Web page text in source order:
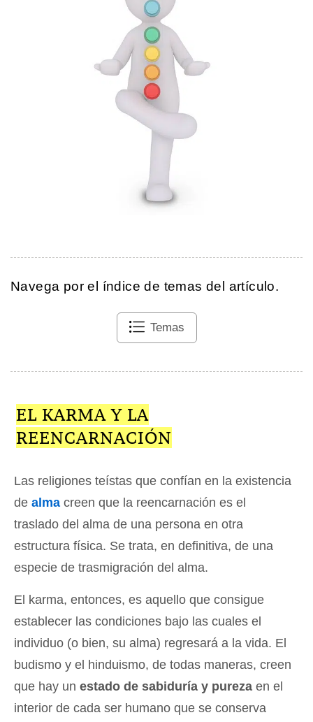
Navega por el índice de temas del artículo.
Temas
EL KARMA Y LA
REENCARNACIÓN
Las religiones teístas que confían en la existencia
de alma creen que la reencarnación es el
traslado del alma de una persona en otra
estructura física. Se trata, en definitiva, de una
especie de trasmigración del alma.
El karma, entonces, es aquello que consigue
establecer las condiciones bajo las cuales el
individuo (o bien, su alma) regresará a la vida. El
budismo y el hinduismo, de todas maneras, creen
que hay un estado de sabiduría y pureza en el
interior de cada ser humano que se conserva